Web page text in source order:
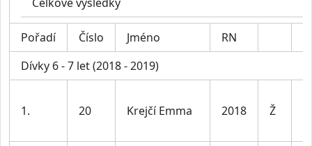
Pořadí Číslo Jméno RN
Dívky 6 - 7 let (2018 - 2019)
1. 20 Krejčí Emma 2018 Ž